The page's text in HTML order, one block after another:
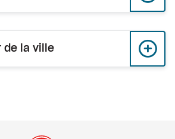
de la ville